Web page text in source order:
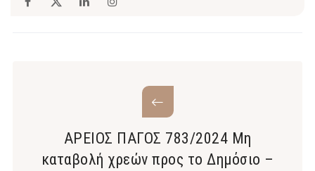
ΑΡΕΙΟΣ ΠΑΓΟΣ 783/2024 Μη
καταβολή χρεών προς το Δημόσιο –